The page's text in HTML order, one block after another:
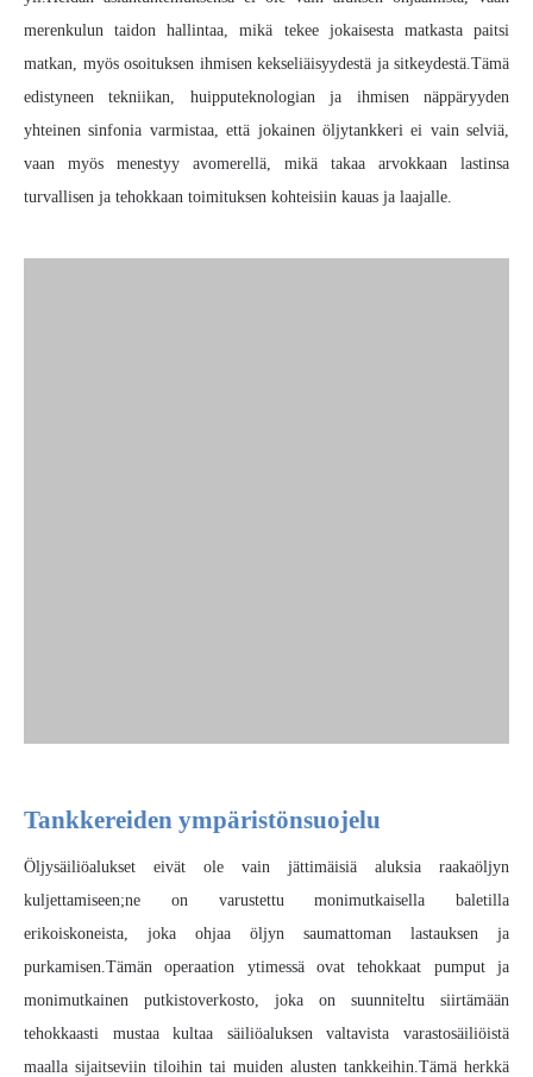
merenkulun taidon hallintaa, mikä tekee jokaisesta matkasta paitsi
matkan, myös osoituksen ihmisen kekseliäisyydestä ja sitkeydestä.Tämä
edistyneen tekniikan, huipputeknologian ja ihmisen näppäryyden
yhteinen sinfonia varmistaa, että jokainen öljytankkeri ei vain selviä,
vaan myös menestyy avomerellä, mikä takaa arvokkaan lastinsa
turvallisen ja tehokkaan toimituksen kohteisiin kauas ja laajalle.
Tankkereiden ympäristönsuojelu
Öljysäiliöalukset eivät ole vain jättimäisiä aluksia raakaöljyn
kuljettamiseen;ne on varustettu monimutkaisella baletilla
erikoiskoneista, joka ohjaa öljyn saumattoman lastauksen ja
purkamisen.Tämän operaation ytimessä ovat tehokkaat pumput ja
monimutkainen putkistoverkosto, joka on suunniteltu siirtämään
tehokkaasti mustaa kultaa säiliöaluksen valtavista varastosäiliöistä
maalla sijaitseviin tiloihin tai muiden alusten tankkeihin.Tämä herkkä